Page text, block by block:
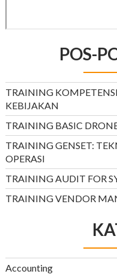
POS-
TRAINING
KEBIJAKAN
TRAINING BASIC
TRAINING GENSET:
OPERASI
TRAINING AUDIT FOR
TRAINING VENDOR
Accounting